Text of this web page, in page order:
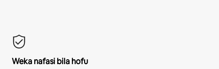
Weka nafasi bila hofu